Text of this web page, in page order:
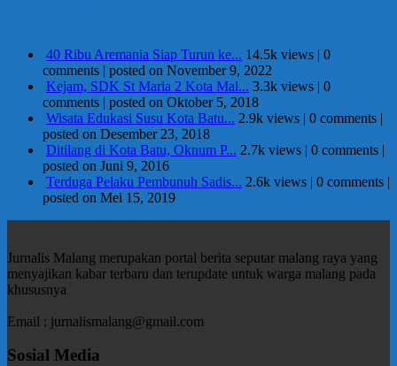
40 Ribu Aremania Siap Turun ke... 14.5k views | 0
comments | posted on November 9, 2022
Kejam, SDK St Maria 2 Kota Mal... 3.3k views | 0
comments | posted on Oktober 5, 2018
Wisata Edukasi Susu Kota Batu... 2.9k views | 0 comments |
posted on Desember 23, 2018
Ditilang di Kota Batu, Oknum P... 2.7k views | 0 comments |
posted on Juni 9, 2016
Terduga Pelaku Pembunuh Sadis... 2.6k views | 0 comments |
posted on Mei 15, 2019
Jurnalis Malang merupakan portal berita seputar malang raya yang
menyajikan kabar terbaru dan terupdate untuk warga malang pada
khususnya
Email : jurnalismalang@gmail.com
Sosial Media